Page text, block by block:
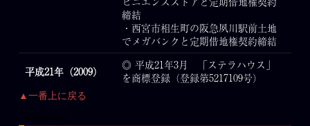
締結
・西宮市相生町の阪急夙川駅前土地
でメガバンクと定期借地権契約締結
平成21年（2009）
◎ 平成21年3月 「ステラハウス」
を商標登録（登録第5217109号）
▲一番上に戻る